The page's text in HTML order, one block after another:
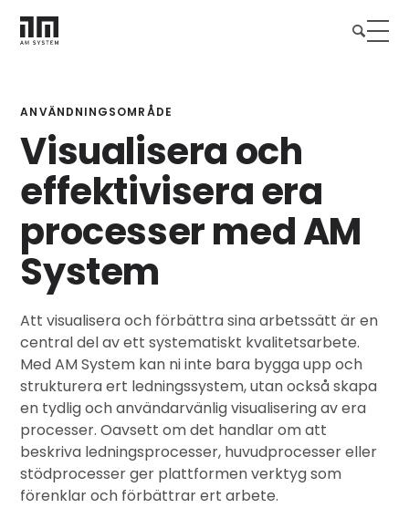
ANVÄNDNINGSOMRÅDE
Visualisera och
effektivisera era
processer med AM
System
Att visualisera och förbättra sina arbetssätt är en
central del av ett systematiskt kvalitetsarbete.
Med AM System kan ni inte bara bygga upp och
strukturera ert ledningssystem, utan också skapa
en tydlig och användarvänlig visualisering av era
processer. Oavsett om det handlar om att
beskriva ledningsprocesser, huvudprocesser eller
stödprocesser ger plattformen verktyg som
förenklar och förbättrar ert arbete.